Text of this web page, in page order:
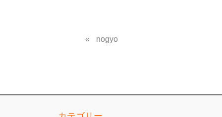
nogyo